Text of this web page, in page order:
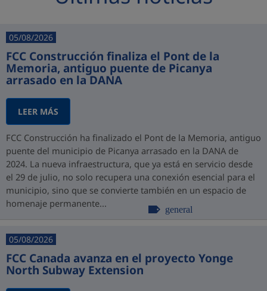
05/08/2026
FCC Construcción finaliza el Pont de la
Memoria, antiguo puente de Picanya
arrasado en la DANA
LEER MÁS
FCC Construcción ha finalizado el Pont de la Memoria, antiguo
puente del municipio de Picanya arrasado en la DANA de
2024. La nueva infraestructura, que ya está en servicio desde
el 29 de julio, no solo recupera una conexión esencial para el
municipio, sino que se convierte también en un espacio de
homenaje permanente...
general
05/08/2026
FCC Canada avanza en el proyecto Yonge
North Subway Extension